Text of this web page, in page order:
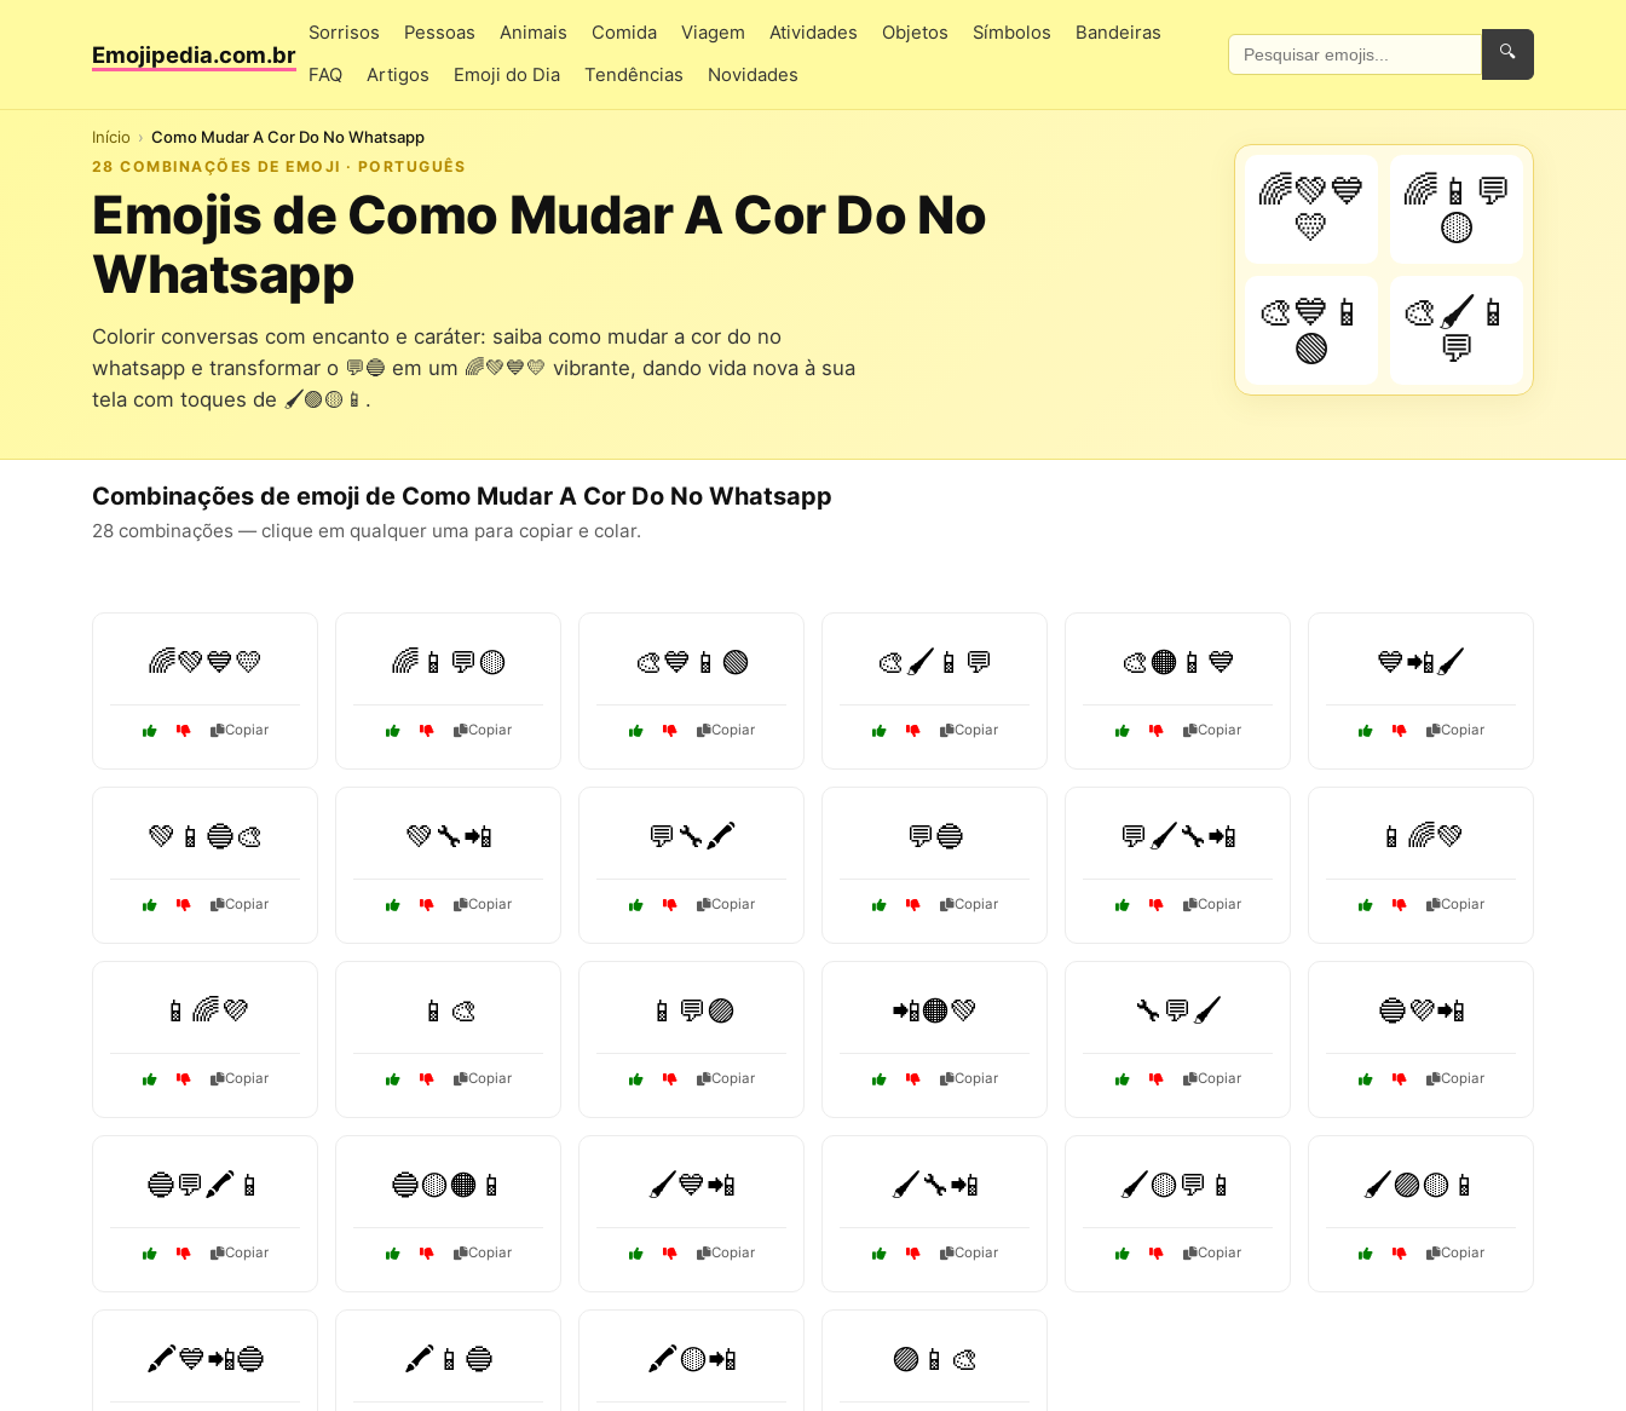
Emojipedia.com.br
Sorrisos Pessoas Animais Comida Viagem Atividades Objetos Símbolos
Bandeiras
FAQ
Artigos Emoji do Dia Tendências Novidades
🔍
Início Como Mudar A Cor Do No Whatsapp
28 COMBINAÇÕES DE EMOJI · PORTUGUÊS
Emojis de Como Mudar A Cor Do No
Whatsapp
Colorir conversas com encanto e caráter: saiba como mudar a cor do no
whatsapp e transformar o 💬🔵 em um 🌈💚💙💛 vibrante, dando vida nova à sua
tela com toques de 🖌️🟣🟡📱.
🌈💚💙
💛
🌈📱💬
🟡
🎨💙📱
🟢
🎨🖌️📱
💬
Combinações de emoji de Como Mudar A Cor Do No Whatsapp
28 combinações — clique em qualquer uma para copiar e colar.
🌈💚💙💛
Copiar
🌈📱💬🟡
Copiar
🎨💙📱🟢
Copiar
🎨🖌️📱💬
Copiar
🎨🟠📱💙
Copiar
💙📲🖌️
Copiar
💚📱🔵🎨
Copiar
💚🔧📲
Copiar
💬🔧🖍️
Copiar
💬🔵
Copiar
💬🖌️🔧📲
Copiar
📱🌈💚
Copiar
📱🌈💜
Copiar
📱🎨
Copiar
📱💬🟣
Copiar
📲🟠💚
Copiar
🔧💬🖌️
Copiar
🔵💜📲
Copiar
🔵💬🖍️📱
Copiar
🔵🟡🟠📱
Copiar
🖌️💙📲
Copiar
🖌️🔧📲
Copiar
🖌️🟡💬📱
Copiar
🖌️🟣🟡📱
Copiar
🖍️💙📲🔵 🖍️📱🔵 🖍️🟡📲 🟣📱🎨